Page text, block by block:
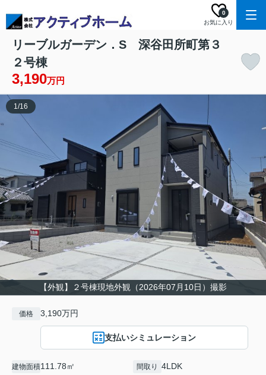
お気に入り
0
リーブルガーデン．S 深谷田所町第３
２号棟
3,190万円
【外観】２号棟現地外観（2026年07月10日）撮影
1/16
価格 3,190万円
支払いシミュレーション
建物面積111.78㎡ 間取り 4LDK